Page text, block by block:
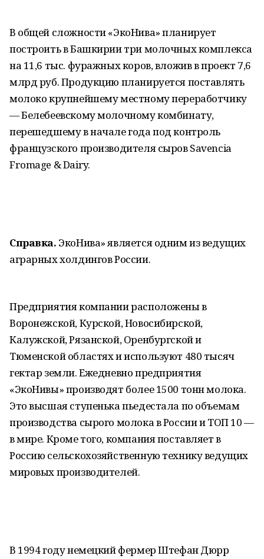
В общей сложности «ЭкоНива» планирует
построить в Башкирии три молочных комплекса
на 11,6 тыс. фуражных коров, вложив в проект 7,6
млрд руб. Продукцию планируется поставлять
молоко крупнейшему местному переработчику
— Белебеевскому молочному комбинату,
перешедшему в начале года под контроль
французского производителя сыров Savencia
Fromage & Dairy.
Справка. ЭкоНива» является одним из ведущих
аграрных холдингов России.
Предприятия компании расположены в
Воронежской, Курской, Новосибирской,
Калужской, Рязанской, Оренбургской и
Тюменской областях и используют 480 тысяч
гектар земли. Ежедневно предприятия
«ЭкоНивы» производят более 1500 тонн молока.
Это высшая ступенька пьедестала по объемам
производства сырого молока в России и ТОП 10 —
в мире. Кроме того, компания поставляет в
Россию сельскохозяйственную технику ведущих
мировых производителей.
В 1994 году немецкий фермер Штефан Дюрр